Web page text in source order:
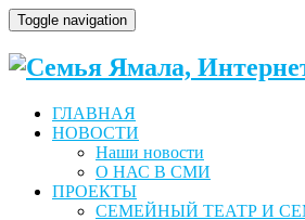
Toggle navigation
ГЛАВНАЯ
НОВОСТИ
Наши новости
О НАС В СМИ
ПРОЕКТЫ
СЕМЕЙНЫЙ ТЕАТР И